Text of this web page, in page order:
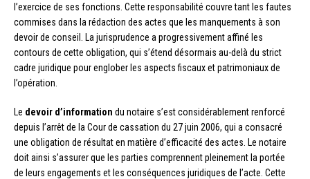
l’exercice de ses fonctions. Cette responsabilité couvre tant les fautes
commises dans la rédaction des actes que les manquements à son
devoir de conseil. La jurisprudence a progressivement affiné les
contours de cette obligation, qui s’étend désormais au-delà du strict
cadre juridique pour englober les aspects fiscaux et patrimoniaux de
l’opération.
Le devoir d’information du notaire s’est considérablement renforcé
depuis l’arrêt de la Cour de cassation du 27 juin 2006, qui a consacré
une obligation de résultat en matière d’efficacité des actes. Le notaire
doit ainsi s’assurer que les parties comprennent pleinement la portée
de leurs engagements et les conséquences juridiques de l’acte. Cette